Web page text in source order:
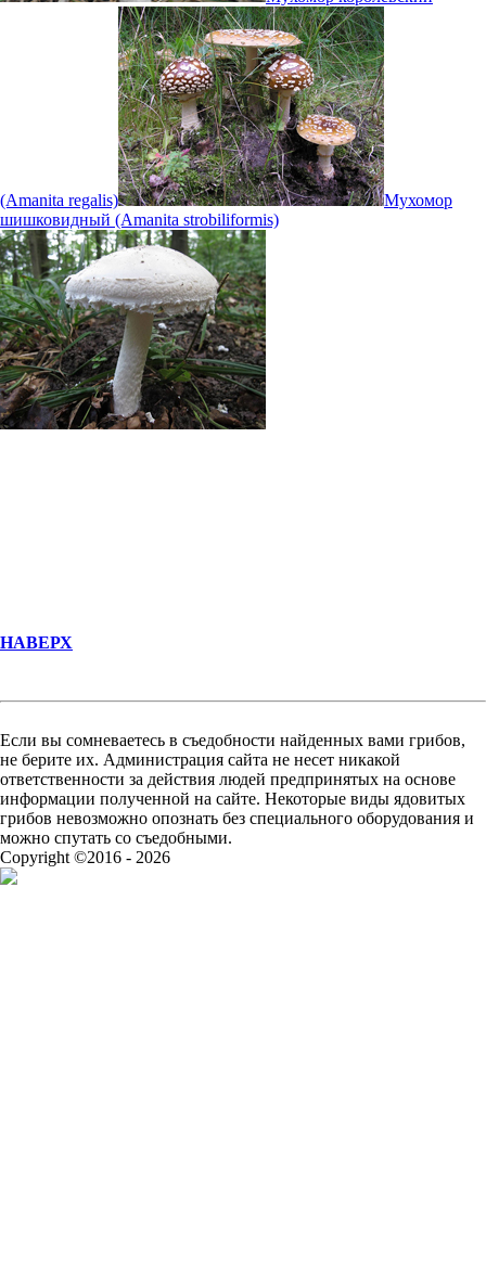
(Amanita regalis)
Мухомор
шишковидный (Amanita strobiliformis)
НАВЕРХ
Если вы сомневаетесь в съедобности найденных вами грибов,
не берите их. Администрация сайта не несет никакой
ответственности за действия людей предпринятых на основе
информации полученной на сайте. Некоторые виды ядовитых
грибов невозможно опознать без специального оборудования и
можно спутать со съедобными.
Copyright ©2016 - 2026